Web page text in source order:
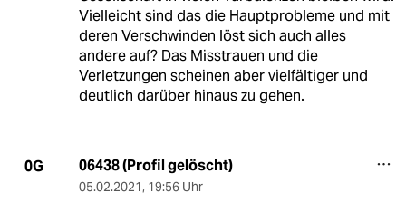
Vielleicht sind das die Hauptprobleme und mit
deren Verschwinden löst sich auch alles
andere auf? Das Misstrauen und die
Verletzungen scheinen aber vielfältiger und
deutlich darüber hinaus zu gehen.
0G 06438 (Profil gelöscht)
05.02.2021, 19:56 Uhr